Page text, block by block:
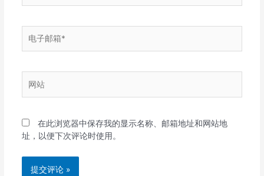
子
站
在此浏览器中保存我的显示名称、邮箱地址和网站地
址，以便下次评论时使用。